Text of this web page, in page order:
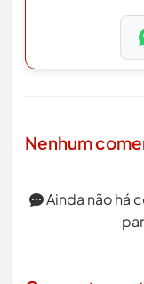
Nenhum
Ainda não há